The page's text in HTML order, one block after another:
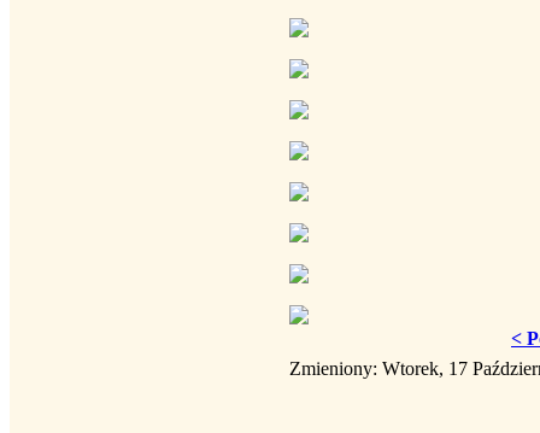
<
Zmieniony: Wtorek, 17